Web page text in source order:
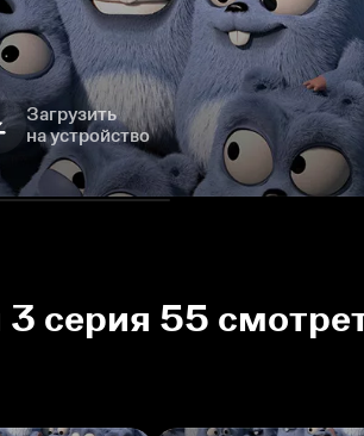
Загрузить
на устройство
серия 55